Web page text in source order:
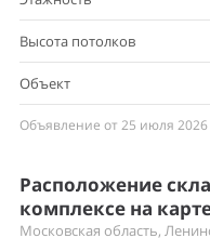
Высота потолков
Объект
Объявление от 25 июля 2026
Расположение
комплексе на
Московская область,